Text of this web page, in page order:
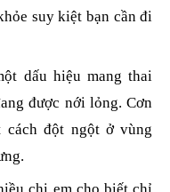
suy kiệt bạn cần đi
dấu hiệu mang thai
được nới lỏng. Cơn
cách đột ngột ở vùng
chị em cho biết chỉ